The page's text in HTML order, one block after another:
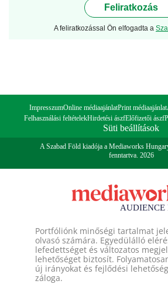
Feliratkozás
A feliratkozással Ön elfogadta a
ImpresszumOnline médiaajánlatPrint médiaajánlat
Felhasználási feltételekHirdetési ászfElőfizetői ászf
Süti beállítások
A Szabad Föld kiadója a Mediaworks
fenntartva. 2026
Portfóliónk minőségi tartalmat
olvasó számára. Egyedülálló
lefedettséget és változatos
lehetőséget biztosít.
új irányokat és fejlődési
záloga.